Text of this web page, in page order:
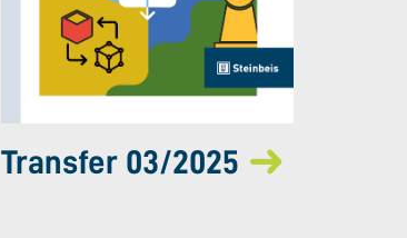
Transfer 03/2025